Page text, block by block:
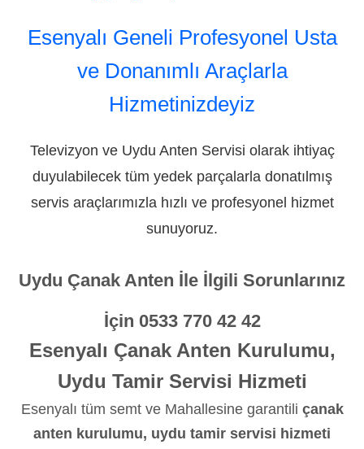
Esenyalı Geneli Profesyonel Usta
ve Donanımlı Araçlarla
Hizmetinizdeyiz
Televizyon ve Uydu Anten Servisi olarak ihtiyaç
duyulabilecek tüm yedek parçalarla donatılmış
servis araçlarımızla hızlı ve profesyonel hizmet
sunuyoruz.
Uydu Çanak Anten İle İlgili Sorunlarınız
İçin 0533 770 42 42
Esenyalı Çanak Anten Kurulumu,
Uydu Tamir Servisi Hizmeti
Esenyalı tüm semt ve Mahallesine garantili çanak
anten kurulumu, uydu tamir servisi hizmeti